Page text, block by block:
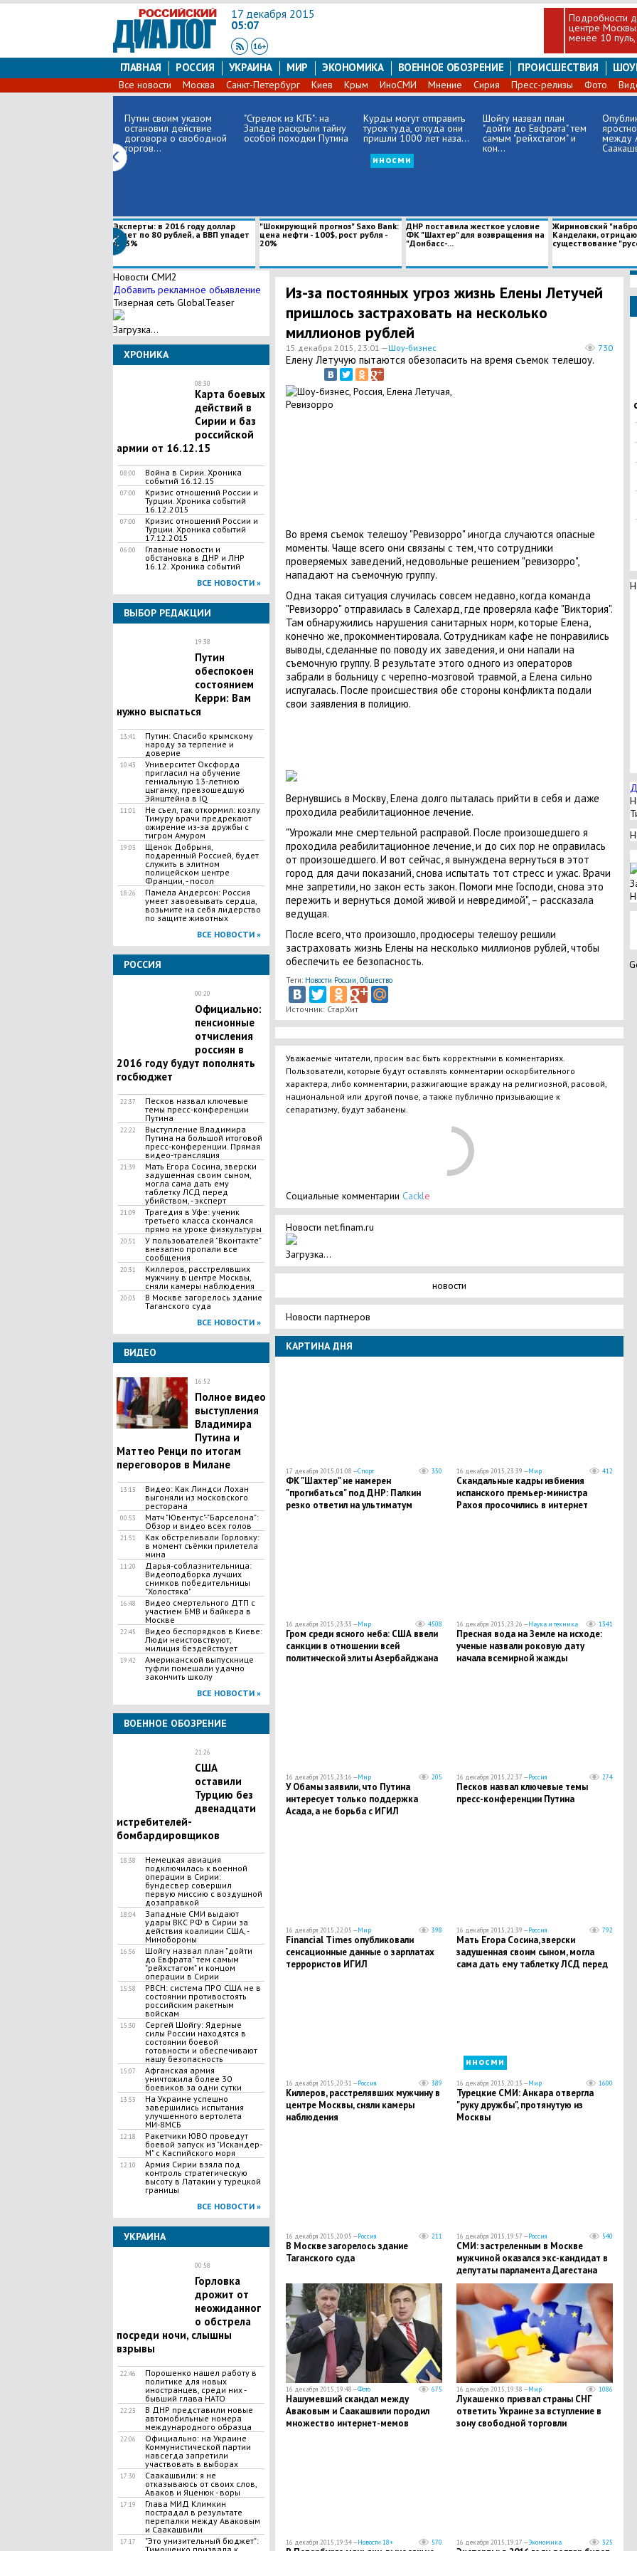
17 декабря 2015
05:07
Подробности
центре
менее 10
ГЛАВНАЯ РОССИЯ УКРАИНА МИР ЭКОНОМИКА ВОЕННОЕ ОБОЗРЕНИЕ ПРОИСШЕСТВИЯ
Все новости Москва Санкт-Петербург Киев Крым ИноСМИ Мнение Сирия Пресс-релизы Фото
Путин своим указом
остановил действие
договора о свободной
торгов...
"Стрелок из КГБ": на
Западе раскрыли тайну
особой походки Путина
иносми
Курды могут отправить
турок туда, откуда они
пришли 1000 лет наза...
Шойгу назвал план
"дойти до Евфрата" тем
самым "рейхстагом" и
кон...
между
Эксперты: в 2016 году доллар
будет по 80 рублей, а ВВП упадет
на 3%
"Шокирующий прогноз" Saxo Bank:
цена нефти - 100$, рост рубля -
20%
ДНР поставила жесткое условие
ФК "Шахтер" для возвращения на
"Донбасс-...
Жириновский
Канделаки,
существование
Новости СМИ2
Добавить рекламное обьявление
Тизерная сеть GlobalTeaser
Загрузка...
ХРОНИКА
08:30
Карта боевых
действий в
Сирии и баз
российской
армии от 16.12.15
08:00
Война в Сирии. Хроника
событий 16.12.15
07:00
Кризис отношений России и
Турции. Хроника событий
16.12.2015
07:00
Кризис отношений России и
Турции. Хроника событий
17.12.2015
06:00
Главные новости и
обстановка в ДНР и ЛНР
16.12. Хроника событий
ВСЕ НОВОСТИ »
ВЫБОР РЕДАКЦИИ
19:38
Путин
обеспокоен
состоянием
Керри: Вам
нужно выспаться
13:41
Путин: Спасибо крымскому
народу за терпение и
доверие
10:43
Университет Оксфорда
пригласил на обучение
гениальную 13-летнюю
цыганку, превзошедшую
Эйнштейна в IQ
11:01
Не съел, так откормил: козлу
Тимуру врачи предрекают
ожирение из-за дружбы с
тигром Амуром
19:03
Щенок Добрыня,
подаренный Россией, будет
служить в элитном
полицейском центре
Франции, - посол
18:26
Памела Андерсон: Россия
умеет завоевывать сердца,
возьмите на себя лидерство
по защите животных
ВСЕ НОВОСТИ »
РОССИЯ
00:20
Официально:
пенсионные
отчисления
россиян в
2016 году будут пополнять
госбюджет
22:37
Песков назвал ключевые
темы пресс-конференции
Путина
22:22
Выступление Владимира
Путина на большой итоговой
пресс-конференции. Прямая
видео-трансляция
21:39
Мать Егора Сосина, зверски
задушенная своим сыном,
могла сама дать ему
таблетку ЛСД перед
убийством, - эксперт
21:09
Трагедия в Уфе: ученик
третьего класса скончался
прямо на уроке физкультуры
20:51
У пользователей "Вконтакте"
внезапно пропали все
сообщения
20:31
Киллеров, расстрелявших
мужчину в центре Москвы,
сняли камеры наблюдения
20:05
В Москве загорелось здание
Таганского суда
ВСЕ НОВОСТИ »
ВИДЕО
16:52
Полное видео
выступления
Владимира
Путина и
Маттео Ренци по итогам
переговоров в Милане
13:13
Видео: Как Линдси Лохан
выгоняли из московского
ресторана
00:53
Матч "Ювентус"-"Барселона":
Обзор и видео всех голов
21:51
Как обстреливали Горловку:
в момент съёмки прилетела
мина
11:20
Дарья-соблазнительница:
Видеоподборка лучших
снимков победительницы
"Холостяка"
16:48
Видео смертельного ДТП с
участием БМВ и байкера в
Москве
22:45
Видео беспорядков в Киеве:
Люди неистовствуют,
милиция бездействует
19:42
Американской выпускнице
туфли помешали удачно
закончить школу
ВСЕ НОВОСТИ »
ВОЕННОЕ ОБОЗРЕНИЕ
21:26
США
оставили
Турцию без
двенадцати
истребителей-
бомбардировщиков
18:38
Немецкая авиация
подключилась к военной
операции в Сирии:
бундесвер совершил
первую миссию с воздушной
дозаправкой
18:04
Западные СМИ выдают
удары ВКС РФ в Сирии за
действия коалиции США, -
Минобороны
16:56
Шойгу назвал план "дойти
до Евфрата" тем самым
"рейхстагом" и концом
операции в Сирии
15:58
РВСН: система ПРО США не в
состоянии противостоять
российским ракетным
войскам
15:30
Сергей Шойгу: Ядерные
силы России находятся в
состоянии боевой
готовности и обеспечивают
нашу безопасность
15:07
Афганская армия
уничтожила более 30
боевиков за одни сутки
13:53
На Украине успешно
завершились испытания
улучшенного вертолета
МИ-8МСБ
12:18
Ракетчики ЮВО проведут
боевой запуск из "Искандер-
М" с Каспийского моря
12:10
Армия Сирии взяла под
контроль стратегическую
высоту в Латакии у турецкой
границы
ВСЕ НОВОСТИ »
УКРАИНА
00:58
Горловка
дрожит от
неожиданног
о обстрела
посреди ночи, слышны
взрывы
22:46
Порошенко нашел работу в
политике для новых
иностранцев, среди них -
бывший глава НАТО
22:23
В ДНР представили новые
автомобильные номера
международного образца
22:06
Официально: на Украине
Коммунистической партии
навсегда запретили
участвовать в выборах
17:30
Саакашвили: я не
отказываюсь от своих слов,
Аваков и Яценюк - воры
17:19
​Глава МИД Климкин
пострадал в результате
перепалки между Аваковым
и Саакашвили
17:17
"Это унизительный бюджет":
Из-за постоянных угроз жизнь Елены Летучей
пришлось застраховать на несколько
миллионов рублей
15 декабря 2015, 23:01 —Шоу-бизнес 730
Елену Летучую пытаются обезопасить на время съемок телешоу.
Во время съемок телешоу "Ревизорро" иногда случаются опасные
моменты. Чаще всего они связаны с тем, что сотрудники
проверяемых заведений, недовольные решением "ревизорро",
нападают на съемочную группу.
Одна такая ситуация случилась совсем недавно, когда команда
"Ревизорро" отправилась в Салехард, где проверяла кафе "Виктория".
Там обнаружились нарушения санитарных норм, которые Елена,
конечно же, прокомментировала. Сотрудникам кафе не понравились
выводы, сделанные по поводу их заведения, и они напали на
съемочную группу. В результате этого одного из операторов
забрали в больницу с черепно-мозговой травмой, а Елена сильно
испугалась. После происшествия обе стороны конфликта подали
свои заявления в полицию.
Вернувшись в Москву, Елена долго пыталась прийти в себя и даже
проходила реабилитационное лечение.
"Угрожали мне смертельной расправой. После произошедшего я
проходила реабилитационное лечение, и до сих пор не оправилась
от произошедшего. И вот сейчас, я вынуждена вернуться в этот
город для дачи показаний, снова испытать тот стресс и ужас. Врачи
мне запретили, но закон есть закон. Помоги мне Господи, снова это
пережить и вернуться домой живой и невредимой", – рассказала
ведущая.
После всего, что произошло, продюсеры телешоу решили
застраховать жизнь Елены на несколько миллионов рублей, чтобы
обеспечить ее безопасность.
Теги: Новости России Общество
Источник: СтарХит
Уважаемые читатели, просим вас быть корректными в комментариях.
Пользователи, которые будут оставлять комментарии оскорбительного
характера, либо комментарии, разжигающие вражду на религиозной, расовой,
национальной или другой почве, а также публично призывающие к
сепаратизму, будут забанены.
Социальные комментарии Cackle
Новости net.finam.ru
Загрузка...
новости
Новости партнеров
КАРТИНА ДНЯ
17 декабря 2015, 01:08 —Спорт 350
ФК "Шахтер" не намерен
"прогибаться" под ДНР: Палкин
резко ответил на ультиматум
16 декабря 2015, 23:39 —Мир 412
Скандальные кадры избиения
испанского премьер-министра
Рахоя просочились в интернет
16 декабря 2015, 23:33 —Мир 4508
Гром среди ясного неба: США ввели
санкции в отношении всей
политической элиты Азербайджана
16 декабря 2015, 23:26 —Наука и техника 1341
Пресная вода на Земле на исходе:
ученые назвали роковую дату
начала всемирной жажды
16 декабря 2015, 23:16 —Мир 205
У Обамы заявили, что Путина
интересует только поддержка
Асада, а не борьба с ИГИЛ
16 декабря 2015, 22:37 —Россия 274
Песков назвал ключевые темы
пресс-конференции Путина
16 декабря 2015, 22:05 —Мир 398
Financial Times опубликовали
сенсационные данные о зарплатах
террористов ИГИЛ
16 декабря 2015, 21:39 —Россия 792
Мать Егора Сосина, зверски
задушенная своим сыном, могла
сама дать ему таблетку ЛСД перед
16 декабря 2015, 20:31 —Россия 389
Киллеров, расстрелявших мужчину в
центре Москвы, сняли камеры
наблюдения
иносми
16 декабря 2015, 20:13 —Мир 1600
Турецкие СМИ: Анкара отвергла
"руку дружбы", протянутую из
Москвы
16 декабря 2015, 20:05 —Россия 211
В Москве загорелось здание
Таганского суда
16 декабря 2015, 19:57 —Россия 540
СМИ: застреленным в Москве
мужчиной оказался экс-кандидат в
депутаты парламента Дагестана
Мухтар Меджидов
16 декабря 2015, 19:48 —Фото 675
Нашумевший скандал между
Аваковым и Саакашвили породил
множество интернет-мемов
16 декабря 2015, 19:38 —Мир 1086
Лукашенко призвал страны СНГ
ответить Украине за вступление в
зону свободной торговли
16 декабря 2015, 19:34 —Новости 18+ 570 16 декабря 2015, 19:17 —Экономика 325